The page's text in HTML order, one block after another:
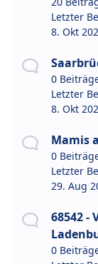
Letzter
8. Okt
0
Letzter
8. Okt
Mamis
0
Letzter
29. Aug
68542 -
0